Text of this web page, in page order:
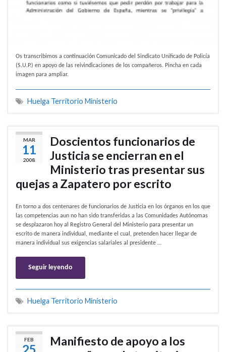
Os transcribimos a continuación Comunicado del Sindicato Unificado de Policía
(S.U.P.) en apoyo de las reivindicaciones de los compañeros. Pincha en cada
imagen para ampliar.
Huelga Territorio Ministerio
MAR
11
2008
Doscientos funcionarios de
Justicia se encierran en el
Ministerio tras presentar sus
quejas a Zapatero por escrito
En torno a dos centenares de funcionarios de Justicia en los órganos en los que
las competencias aun no han sido transferidas a las Comunidades Autónomas
se desplazaron hoy al Registro General del Ministerio para presentar un
escrito de manera individual, mediante el cual, pretenden hacer llegar de
manera individual sus exigencias salariales al presidente …
Seguir leyendo
Huelga Territorio Ministerio
FEB
Manifiesto de apoyo a los